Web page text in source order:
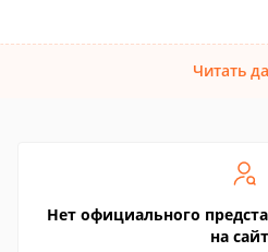
Читать
Нет официального
на